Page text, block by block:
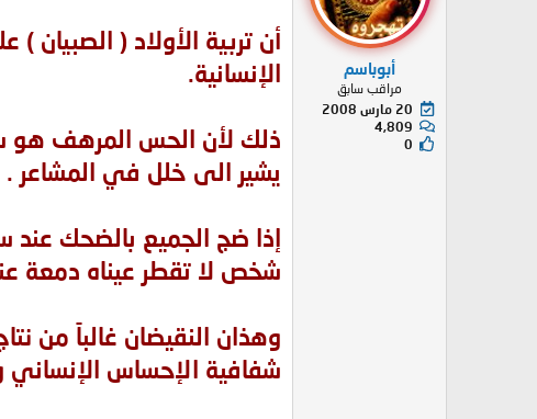
م
و
ل
ب
د
ء
أبوباسم
مراقب سابق
20 مارس 2008
4,809
0
أن تربية الأولاد (
الإنسانية.
ذلك لأن الحس المرهف هو
يشير الى خلل في المشاعر .
إذا ضج الجميع بالضحك عند
شخص لا تقطر عيناه دمعة
وهذان النقيضان غالباً من
شفافية الإحساس